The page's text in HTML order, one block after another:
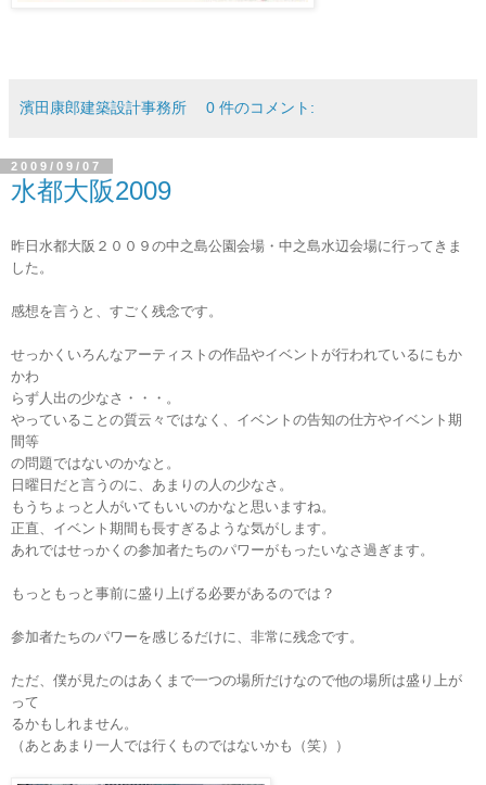
濱田康郎建築設計事務所 0 件のコメント:
2009/09/07
水都大阪2009
昨日水都大阪２００９の中之島公園会場・中之島水辺会場に行ってきま
した。
感想を言うと、すごく残念です。
せっかくいろんなアーティストの作品やイベントが行われているにもか
かわ
らず人出の少なさ・・・。
やっていることの質云々ではなく、イベントの告知の仕方やイベント期
間等
の問題ではないのかなと。
日曜日だと言うのに、あまりの人の少なさ。
もうちょっと人がいてもいいのかなと思いますね。
正直、イベント期間も長すぎるような気がします。
あれではせっかくの参加者たちのパワーがもったいなさ過ぎます。
もっともっと事前に盛り上げる必要があるのでは？
参加者たちのパワーを感じるだけに、非常に残念です。
ただ、僕が見たのはあくまで一つの場所だけなので他の場所は盛り上が
って
るかもしれません。
（あとあまり一人では行くものではないかも（笑））